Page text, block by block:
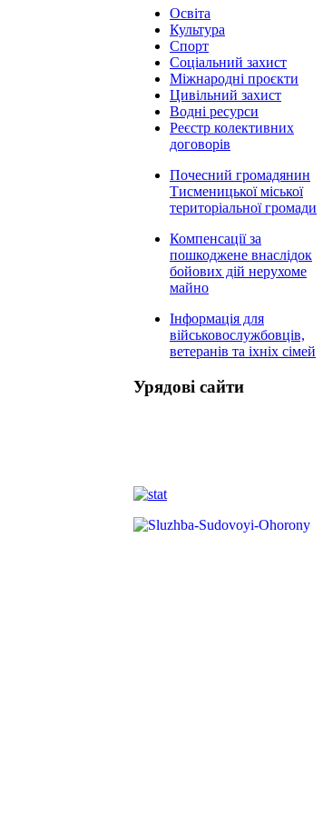
Освіта
Культура
Спорт
Соціальний захист
Міжнародні проєкти
Цивільний захист
Водні ресурси
Реєстр колективних
договорів
Почесний громадянин
Тисменицької міської
територіальної громади
Компенсації за
пошкоджене внаслідок
бойових дій нерухоме
майно
Інформація для
військовослужбовців,
ветеранів та іхніх сімей
Урядові сайти